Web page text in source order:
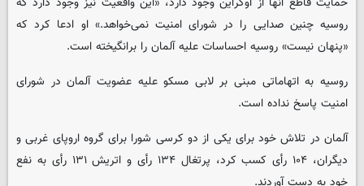
روسیه چنین صدایی را در شورای امنیت نمی‌خواهد.» او ادعا کرد که
«پنهان نیست» روسیه احساسات علیه آلمان را برانگیخته است.
روسیه به اتهاماتی مبنی بر لابی مسکو علیه عضویت آلمان در شورای
امنیت پاسخ نداده است.
آلمان در تلاش خود برای یکی از دو کرسی شورا برای گروه اروپای غربی و
دیگران، ۱۰۴ رأی کسب کرد، پرتغال ۱۳۴ رأی و اتریش ۱۳۱ رأی به نفع